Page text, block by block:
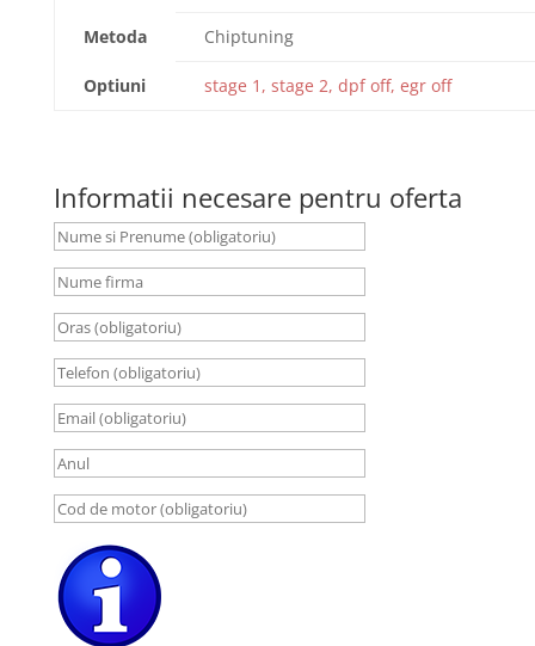
Metoda Chiptuning
Optiuni stage 1, stage 2, dpf off, egr off
Informatii necesare pentru oferta